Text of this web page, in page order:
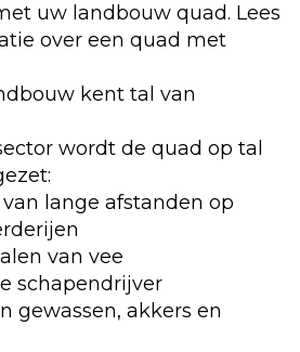
uw landbouw quad. Lees
over een quad met
kent tal van
wordt de quad op tal
lange afstanden op
van vee
schapendrijver
gewassen, akkers en